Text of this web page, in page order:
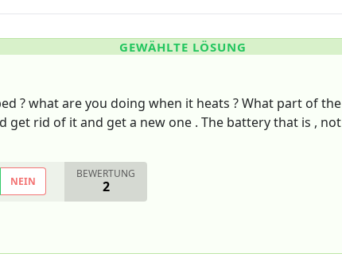
GEWÄHLTE LÖSUNG
? what are you doing when it heats ? What part of
get rid of it and get a new one . The battery that is ,
NEIN
BEWERTUNG
2